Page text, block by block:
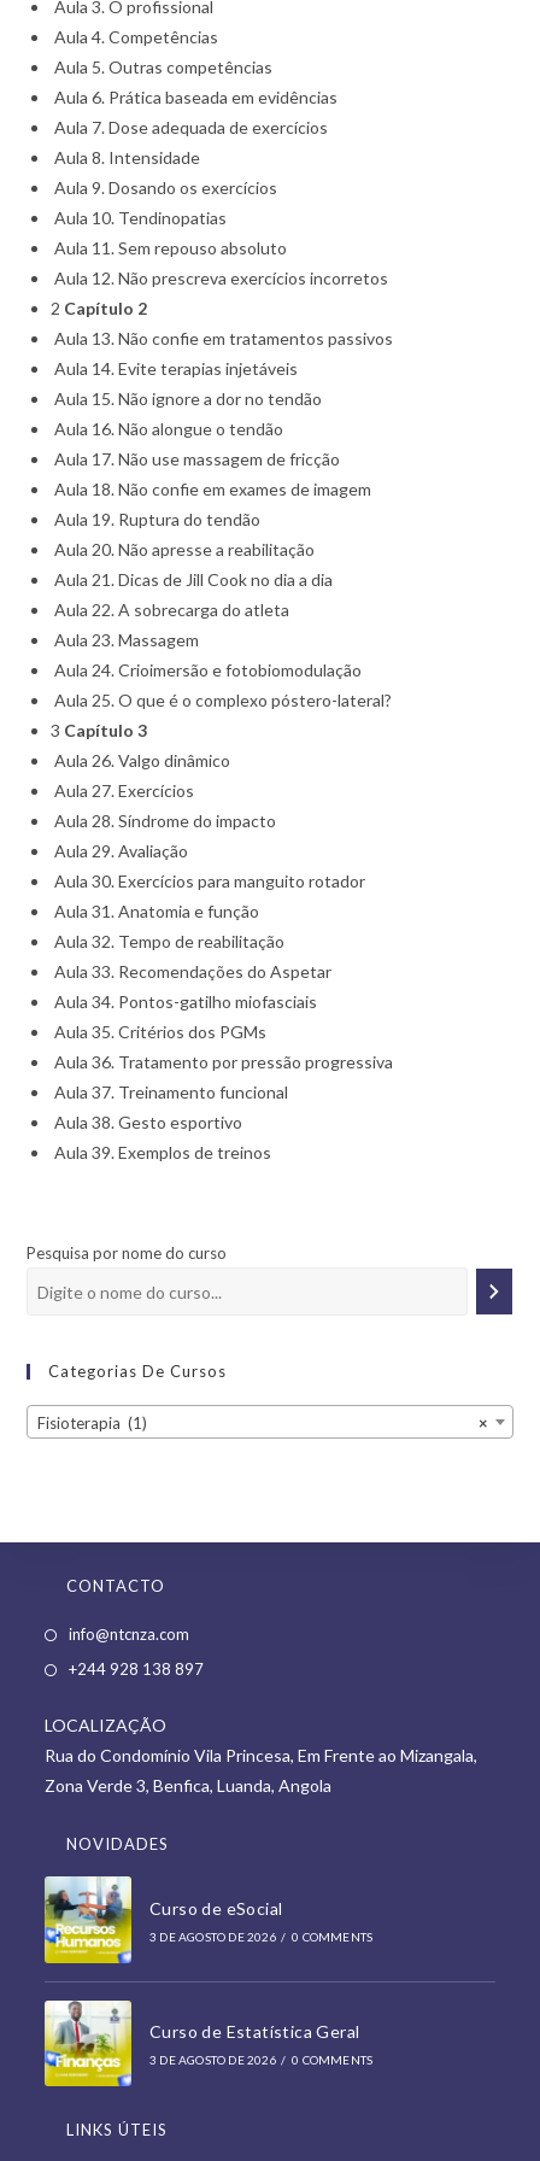
Aula 3. O profissional
Aula 4. Competências
Aula 5. Outras competências
Aula 6. Prática baseada em evidências
Aula 7. Dose adequada de exercícios
Aula 8. Intensidade
Aula 9. Dosando os exercícios
Aula 10. Tendinopatias
Aula 11. Sem repouso absoluto
Aula 12. Não prescreva exercícios incorretos
2 Capítulo 2
Aula 13. Não confie em tratamentos passivos
Aula 14. Evite terapias injetáveis
Aula 15. Não ignore a dor no tendão
Aula 16. Não alongue o tendão
Aula 17. Não use massagem de fricção
Aula 18. Não confie em exames de imagem
Aula 19. Ruptura do tendão
Aula 20. Não apresse a reabilitação
Aula 21. Dicas de Jill Cook no dia a dia
Aula 22. A sobrecarga do atleta
Aula 23. Massagem
Aula 24. Crioimersão e fotobiomodulação
Aula 25. O que é o complexo póstero-lateral?
3 Capítulo 3
Aula 26. Valgo dinâmico
Aula 27. Exercícios
Aula 28. Síndrome do impacto
Aula 29. Avaliação
Aula 30. Exercícios para manguito rotador
Aula 31. Anatomia e função
Aula 32. Tempo de reabilitação
Aula 33. Recomendações do Aspetar
Aula 34. Pontos-gatilho miofasciais
Aula 35. Critérios dos PGMs
Aula 36. Tratamento por pressão progressiva
Aula 37. Treinamento funcional
Aula 38. Gesto esportivo
Aula 39. Exemplos de treinos
Pesquisa por nome do curso
Categorias De Cursos
×
Fisioterapia (1)
CONTACTO
info@ntcnza.com
in
tab
+244 928 138 897Opens
new
tab
LOCALIZAÇÃO
Rua do Condomínio Vila Princesa, Em Frente ao Mizangala,
Zona Verde 3, Benfica, Luanda, Angola
NOVIDADES
Curso de eSocial
3 DE AGOSTO DE 2026 / 0 COMMENTS
Curso de Estatística Geral
3 DE AGOSTO DE 2026 / 0 COMMENTS
LINKS ÚTEIS